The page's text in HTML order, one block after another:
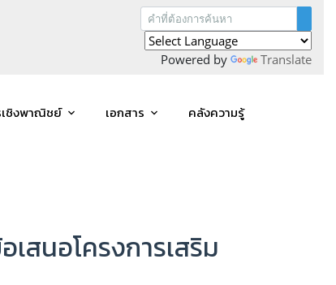
Powered by
Translate
ชิงพาณิชย์ เอกสาร คลังความรู้
สนอโครงการเสริม